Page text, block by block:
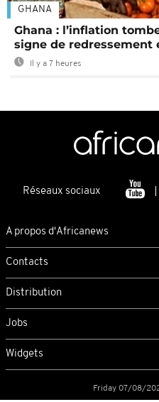
GHANA
Ghana : l’inflation
signe de redressement
Il y a 7 heures
Réseaux sociaux
A propos d'Africanews
Contacts
Distribution
Jobs
Widgets
Friday 07/08/